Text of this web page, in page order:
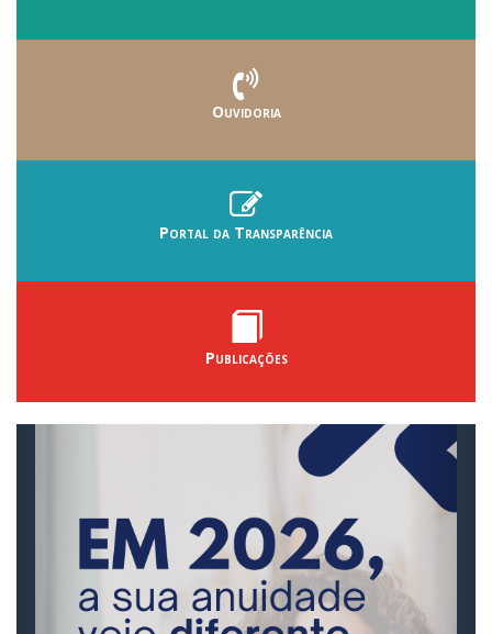
Ouvidoria
Portal da Transparência
Publicações